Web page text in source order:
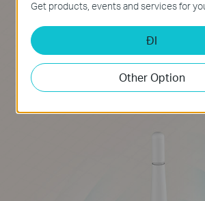
được kết nối Wi-Fi ổn định
mình. Hơn nữa, ăng-ten tháo
được xoay và điều chỉnh khi
phù hợp với các môi trường
Get products, events and services for
ĐI
Other Option